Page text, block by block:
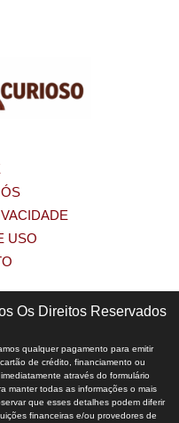
USO
Os Direitos Reservados
qualquer pagamento para emitir
de crédito, financiamento ou
através do formulário
manter todas as informações o mais
que esses detalhes podem diferir
financeiras e/ou provedores de